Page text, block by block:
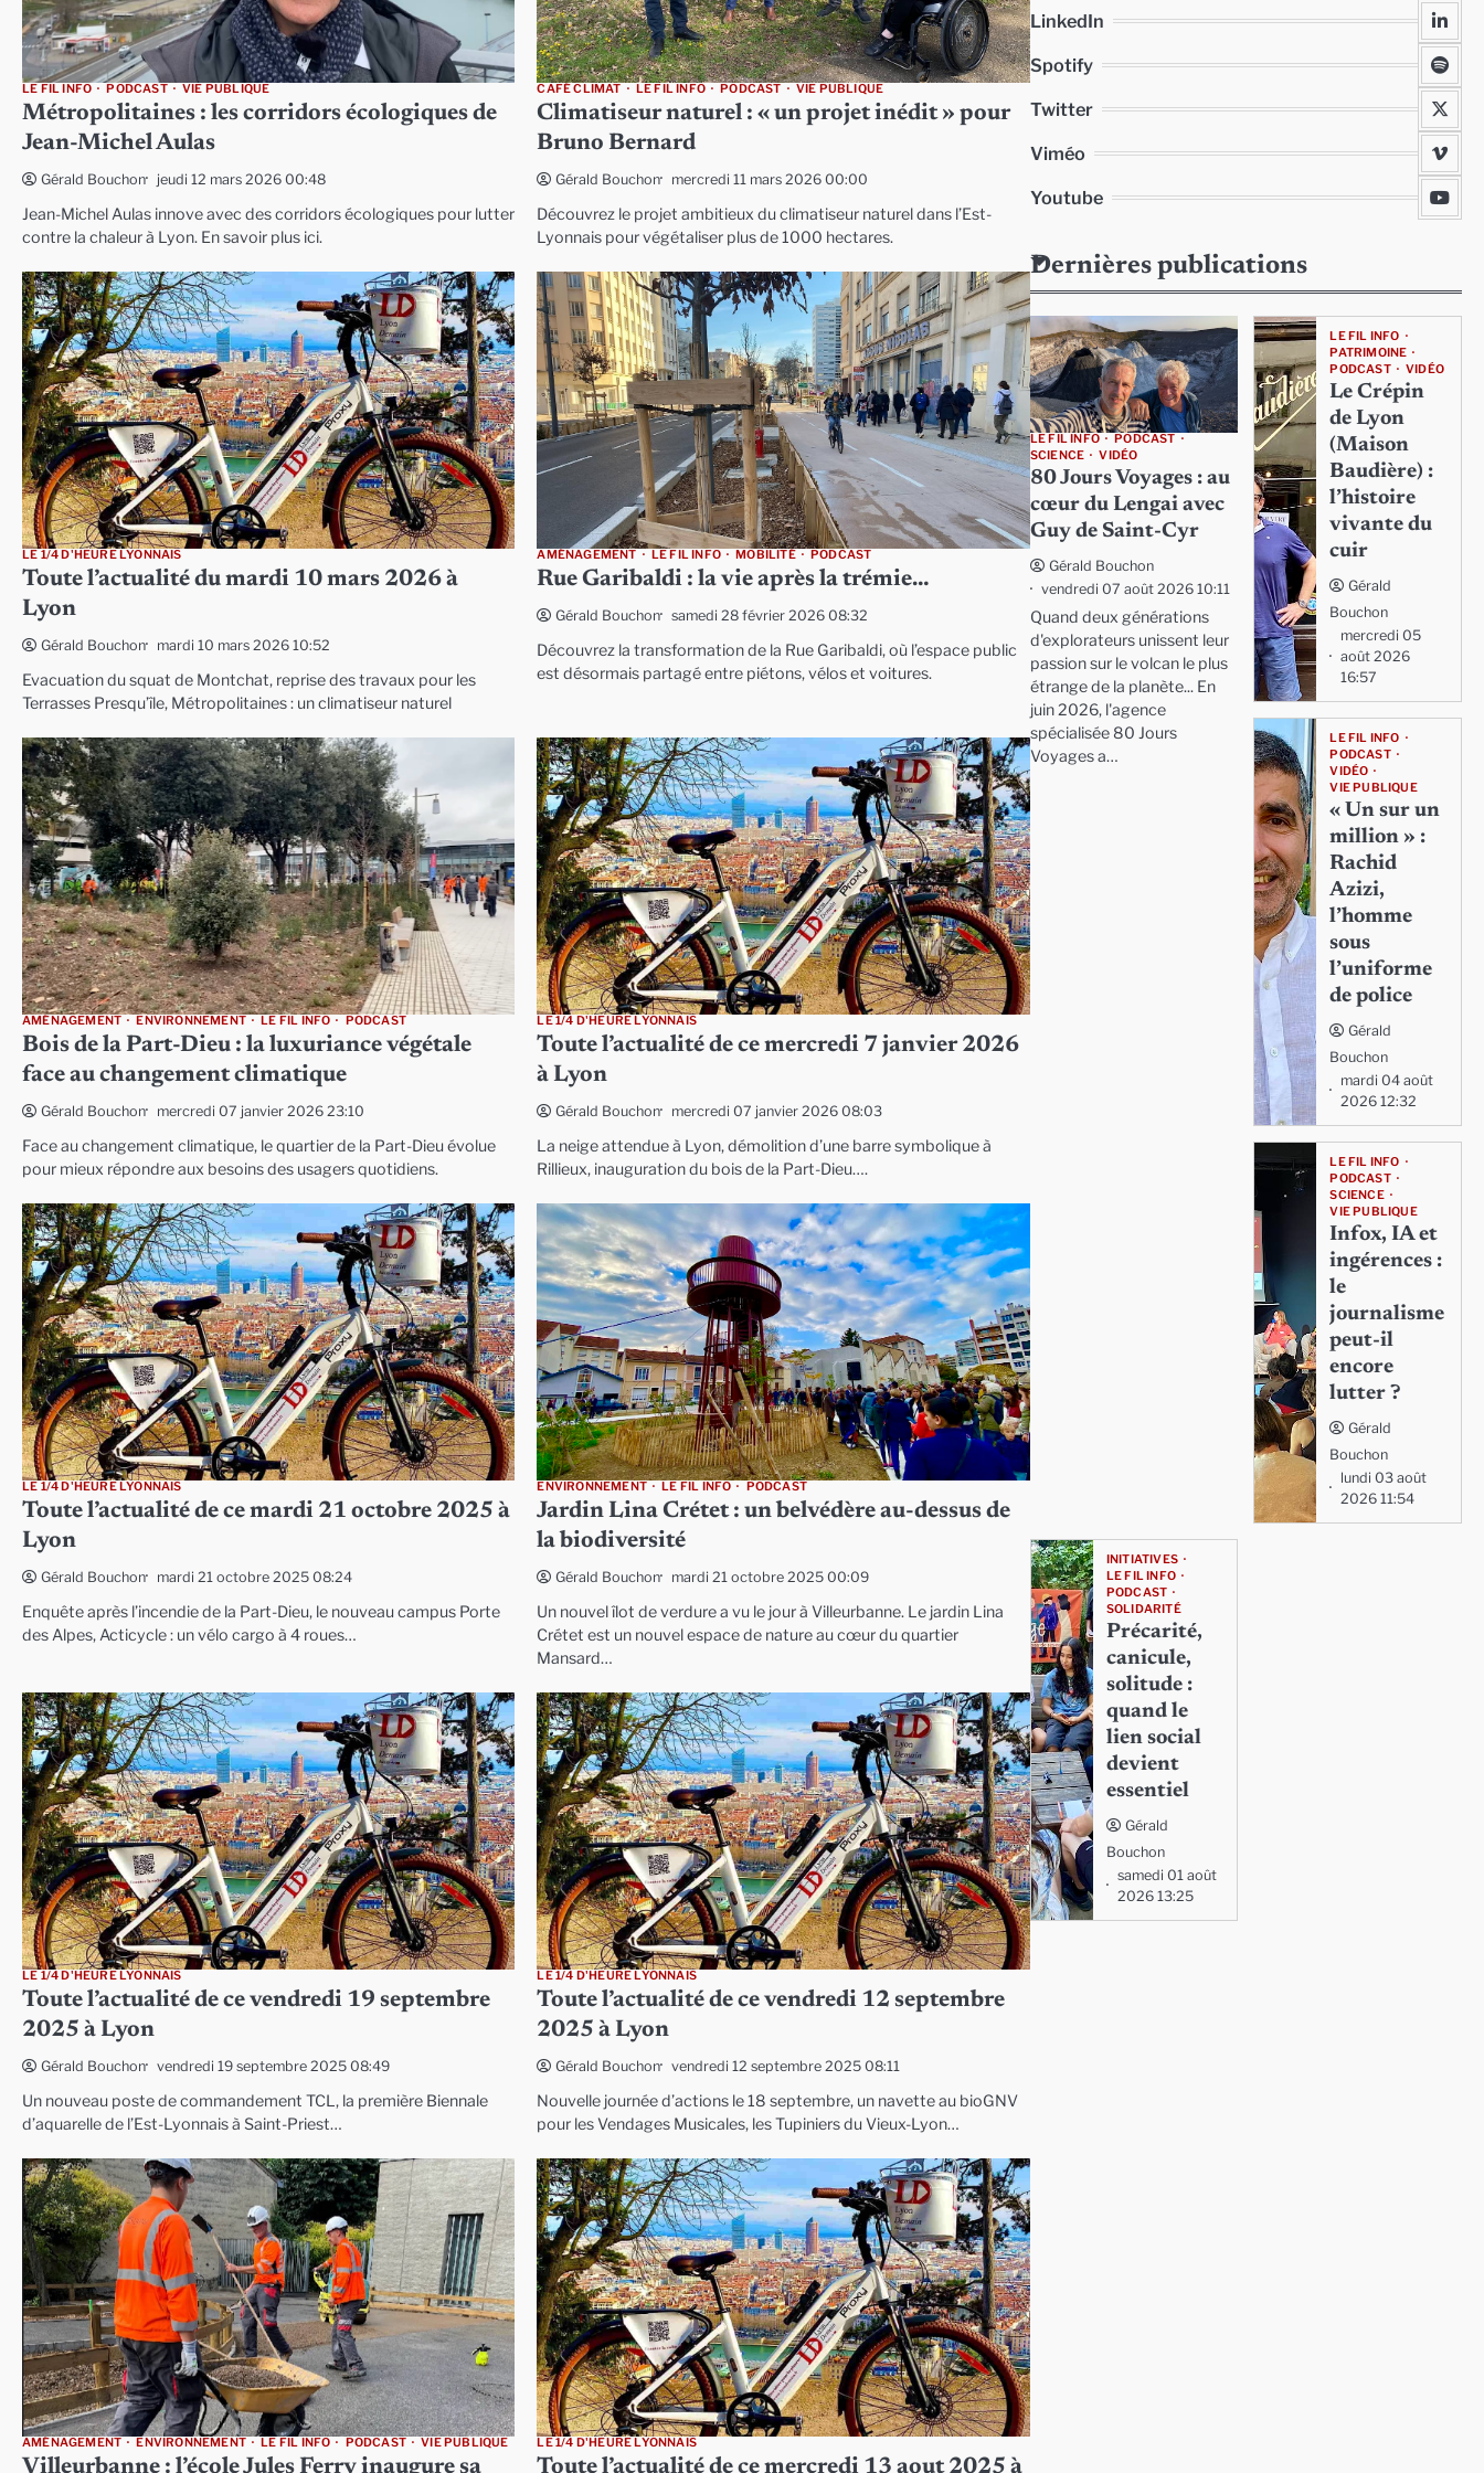
LE FIL INFO PODCAST VIE PUBLIQUE
Métropolitaines : les corridors écologiques de
Jean-Michel Aulas
Gérald Bouchon jeudi 12 mars 2026 00:48
Jean-Michel Aulas innove avec des corridors écologiques pour lutter
contre la chaleur à Lyon. En savoir plus ici.
CAFÉ CLIMAT LE FIL INFO PODCAST VIE PUBLIQUE
Climatiseur naturel : « un projet inédit » pour
Bruno Bernard
Gérald Bouchon mercredi 11 mars 2026 00:00
Découvrez le projet ambitieux du climatiseur naturel dans l’Est-
Lyonnais pour végétaliser plus de 1000 hectares.
LE 1/4 D'HEURE LYONNAIS
Toute l’actualité du mardi 10 mars 2026 à
Lyon
Gérald Bouchon mardi 10 mars 2026 10:52
Evacuation du squat de Montchat, reprise des travaux pour les
Terrasses Presqu’île, Métropolitaines : un climatiseur naturel
AMÉNAGEMENT LE FIL INFO MOBILITÉ PODCAST
Rue Garibaldi : la vie après la trémie…
Gérald Bouchon samedi 28 février 2026 08:32
Découvrez la transformation de la Rue Garibaldi, où l’espace public
est désormais partagé entre piétons, vélos et voitures.
AMÉNAGEMENT ENVIRONNEMENT LE FIL INFO PODCAST
Bois de la Part-Dieu : la luxuriance végétale
face au changement climatique
Gérald Bouchon mercredi 07 janvier 2026 23:10
Face au changement climatique, le quartier de la Part-Dieu évolue
pour mieux répondre aux besoins des usagers quotidiens.
LE 1/4 D'HEURE LYONNAIS
Toute l’actualité de ce mercredi 7 janvier 2026
à Lyon
Gérald Bouchon mercredi 07 janvier 2026 08:03
La neige attendue à Lyon, démolition d’une barre symbolique à
Rillieux, inauguration du bois de la Part-Dieu….
LE 1/4 D'HEURE LYONNAIS
Toute l’actualité de ce mardi 21 octobre 2025 à
Lyon
Gérald Bouchon mardi 21 octobre 2025 08:24
Enquête après l’incendie de la Part-Dieu, le nouveau campus Porte
des Alpes, Acticycle : un vélo cargo à 4 roues…
ENVIRONNEMENT LE FIL INFO PODCAST
Jardin Lina Crétet : un belvédère au-dessus de
la biodiversité
Gérald Bouchon mardi 21 octobre 2025 00:09
Un nouvel îlot de verdure a vu le jour à Villeurbanne. Le jardin Lina
Crétet est un nouvel espace de nature au cœur du quartier
Mansard…
LE 1/4 D'HEURE LYONNAIS
Toute l’actualité de ce vendredi 19 septembre
2025 à Lyon
Gérald Bouchon vendredi 19 septembre 2025 08:49
Un nouveau poste de commandement TCL, la première Biennale
d’aquarelle de l’Est-Lyonnais à Saint-Priest…
LE 1/4 D'HEURE LYONNAIS
Toute l’actualité de ce vendredi 12 septembre
2025 à Lyon
Gérald Bouchon vendredi 12 septembre 2025 08:11
Nouvelle journée d’actions le 18 septembre, un navette au bioGNV
pour les Vendages Musicales, les Tupiniers du Vieux-Lyon…
AMÉNAGEMENT ENVIRONNEMENT LE FIL INFO PODCAST VIE PUBLIQUE
Villeurbanne : l’école Jules Ferry inaugure sa
LE 1/4 D'HEURE LYONNAIS
Toute l’actualité de ce mercredi 13 aout 2025 à
LinkedIn
Spotify
Twitter
Viméo
Youtube
Dernières publications
LE FIL INFO
PODCAST
SCIENCE
VIDÉO
80 Jours Voyages : au
cœur du Lengai avec
Guy de Saint-Cyr
Gérald Bouchon
vendredi 07 août 2026 10:11
Quand deux générations
d'explorateurs unissent leur
passion sur le volcan le plus
étrange de la planète... En
juin 2026, l'agence
spécialisée 80 Jours
Voyages a…
LE FIL INFO
PATRIMOINE
PODCAST
VIDÉO
Le Crépin
de Lyon
(Maison
Baudière) :
l’histoire
vivante du
cuir
Gérald
Bouchon
mercredi 05
août 2026
16:57
LE FIL INFO
PODCAST
VIDÉO
VIE PUBLIQUE
« Un sur un
million » :
Rachid
Azizi,
l’homme
sous
l’uniforme
de police
Gérald
Bouchon
mardi 04 août
2026 12:32
LE FIL INFO
PODCAST
SCIENCE
VIE PUBLIQUE
Infox, IA et
ingérences :
le
journalisme
peut-il
encore
lutter ?
Gérald
Bouchon
lundi 03 août
2026 11:54
INITIATIVES
LE FIL INFO
PODCAST
SOLIDARITÉ
Précarité,
canicule,
solitude :
quand le
lien social
devient
essentiel
Gérald
Bouchon
samedi 01 août
2026 13:25